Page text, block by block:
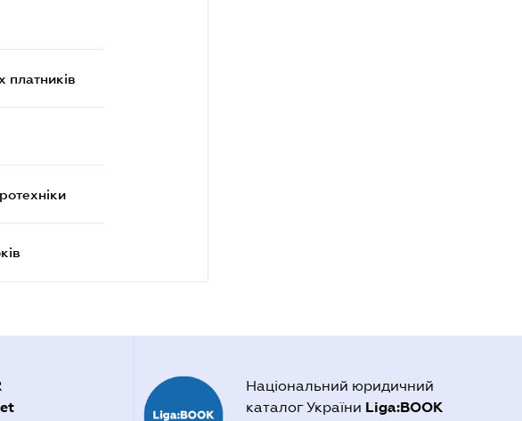
платників
Національний юридичний
каталог України Liga:BOOK